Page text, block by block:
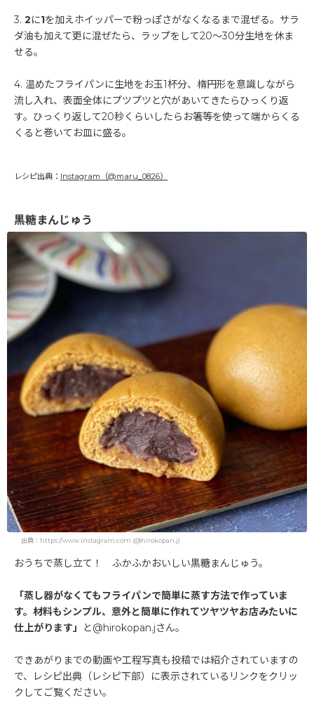
3. 2に1を加えホイッパーで粉っぽさがなくなるまで混ぜる。サラ
ダ油も加えて更に混ぜたら、ラップをして20〜30分生地を休ま
せる。
4. 温めたフライパンに生地をお玉1杯分、楕円形を意識しながら
流し入れ、表面全体にプツプツと穴があいてきたらひっくり返
す。ひっくり返して20秒くらいしたらお箸等を使って端からくる
くると巻いてお皿に盛る。
レシピ出典： Instagram（@maru_0826）
黒糖まんじゅう
出典：https://www.instagram.com (@hirokopan.j)
おうちで蒸し立て！ ふかふかおいしい黒糖まんじゅう。
「蒸し器がなくてもフライパンで簡単に蒸す方法で作っていま
す。材料もシンプル、意外と簡単に作れてツヤツヤお店みたいに
仕上がります」
と@hirokopan.jさん。
できあがりまでの動画や工程写真も投稿では紹介されていますの
で、レシピ出典（レシピ下部）に表示されているリンクをクリッ
クしてご覧ください。